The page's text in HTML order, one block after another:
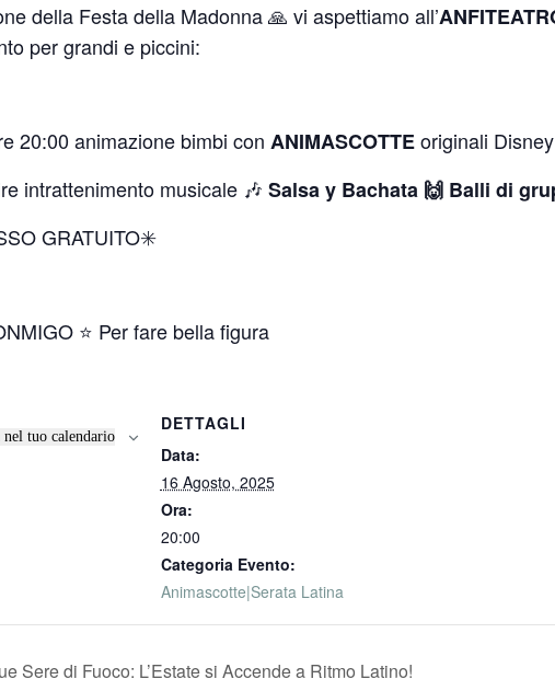
della Festa della Madonna 🙏 vi aspettiamo all’
per grandi e piccini:
20:00 animazione bimbi con ANIMASCOTTEoriginali
intrattenimento musicale 🎶 Salsa y Bachata 🙌 Balli di
GRATUITO✳️
⭐️ Per fare bella figura
nel tuo calendario
DETTAGLI
Data:
16 Agosto, 2025
Ora:
20:00
Categoria Evento:
Animascotte|Serata Latina
Sere di Fuoco: L’Estate si Accende a Ritmo Latino!